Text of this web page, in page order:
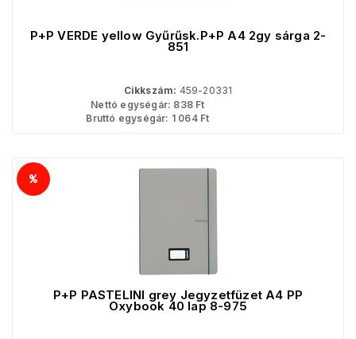
P+P VERDE yellow Gyűrűsk.P+P A4 2gy sárga 2-
851
Cikkszám: 459-20331
Nettó egységár: 838Ft
Bruttó egységár: 1 064Ft
P+P PASTELINI grey Jegyzetfüzet A4 PP
Oxybook 40 lap 8-975